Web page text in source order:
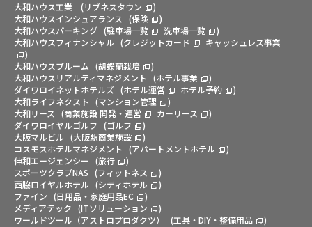
大和ハウス工業 (リブネスタウン
)
大和ハウスインシュアランス
(保険
)
大和ハウスパーキング (駐車場一覧 洗車場一覧
)
大和ハウスフィナンシャル (クレジットカード
キャッシュレス事業
)
大和ハウスブルーム (胡蝶蘭栽培
)
大和ハウスリアルティマネジメント (ホテル事業
)
ダイワロイネットホテルズ (ホテル運営 ホテル予約
)
大和ライフネクスト (マンション管理
)
大和リース
(商業施設 開発・運営 カーリース
)
ダイワロイヤルゴルフ (ゴルフ
)
大阪マルビル (大阪駅商業施設
)
コスモスホテルマネジメント (アパートメントホテル
)
伸和エージェンシー (旅行
)
スポーツクラブNAS (フィットネス
)
西脇ロイヤルホテル (シティホテル
)
ファイン (日用品・家庭用品EC
)
メディアテック (ITソリューション
)
ワールドツール（アストロプロダクツ）
(工具・DIY・整備用品 )